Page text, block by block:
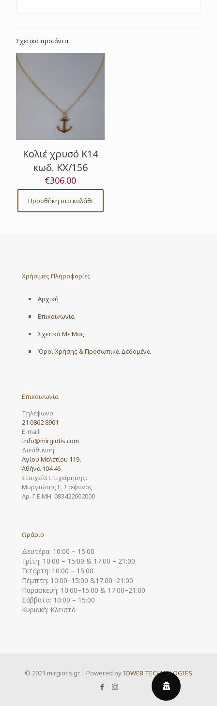
Σχετικά προϊόντα
Κολιέ χρυσό Κ14
κωδ. ΚΧ/156
€306.00
Προσθήκη στο καλάθι
Χρήσιμες Πληροφορίες
Αρχική
Επικοινωνία
Σχετικά Με Μας
Όροι Χρήσης & Προσωπικά Δεδομένα
Επικοινωνία
Τηλέφωνο:
21 0862 8901
E-mail:
Info@mirgiotis.com
Διεύθυνση:
Αγίου Μελετίου 119,
Αθήνα 104 46
Στοιχεία Επιχείρησης:
Μυργιώτης Ε. Στέφανος
Αρ. Γ.Ε.ΜΗ. 083422602000
Ωράριο
Δευτέρα: 10:00 – 15:00
Τρίτη: 10:00 – 15:00 & 17:00 – 21:00
Τετάρτη: 10:00 – 15:00
Πέμπτη: 10:00–15:00 &17:00–21:00
Παρασκευή: 10:00–15:00 & 17:00–21:00
Σάββατο: 10:00 – 15:00
Κυριακή: Κλειστά
© 2021 mirgiotis.gr | Powered byIOWEB TECHNOLOGIES